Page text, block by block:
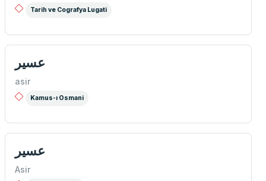
Tarih ve Cografya Lugati
عسیر
asir
Kamus-ı Osmani
عسير
Asir